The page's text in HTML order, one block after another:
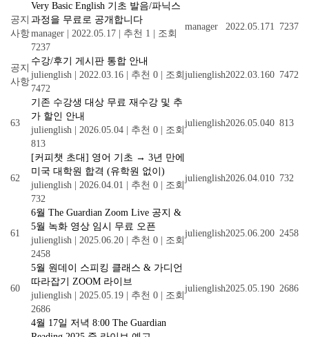
공지
사항
Very Basic English 기초 발음/파닉스
과정을 무료로 공개합니다
manager
2022.05.17 추천 1
조회
7237
manager 2022.05.171 7237
공지
사항
수강/후기 게시판 통합 안내
julienglish
2022.03.16 추천 0
조회
7472
julienglish2022.03.160 7472
63
기존 수강생 대상 무료 재수강 및 추
가 할인 안내
julienglish
2026.05.04 추천 0
조회
813
julienglish2026.05.040 813
62
[커피챗 초대] 영어 기초 → 3년 만에
미국 대학원 합격 (유학원 없이)
julienglish
2026.04.01 추천 0
조회
732
julienglish2026.04.010 732
61
6월 The Guardian Zoom Live 공지 &
5월 녹화 영상 임시 무료 오픈
julienglish
2025.06.20 추천 0
조회
2458
julienglish2025.06.200 2458
60
5월 원데이 스피킹 클래스 & 가디언
따라잡기 ZOOM 라이브
julienglish
2025.05.19 추천 0
조회
2686
julienglish2025.05.190 2686
4월 17일 저녁 8:00 The Guardian